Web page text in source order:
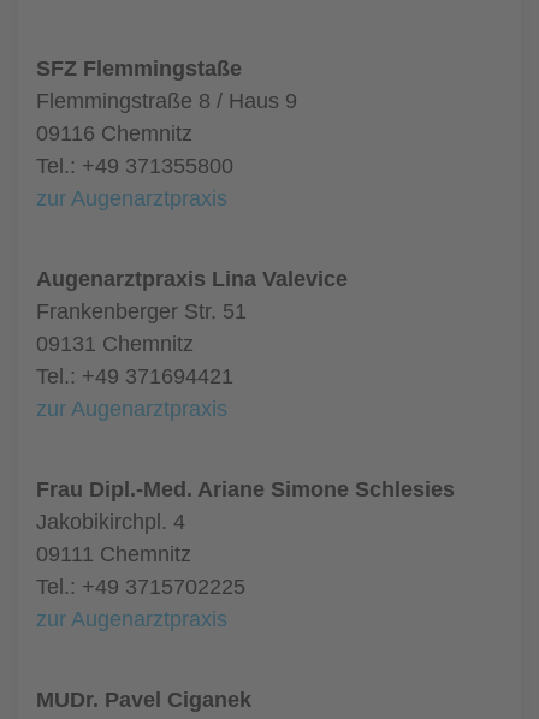
SFZ Flemmingstaße
Flemmingstraße 8 / Haus 9
09116 Chemnitz
Tel.: +49 371355800
zur Augenarztpraxis
Augenarztpraxis Lina Valevice
Frankenberger Str. 51
09131 Chemnitz
Tel.: +49 371694421
zur Augenarztpraxis
Frau Dipl.-Med. Ariane Simone Schlesies
Jakobikirchpl. 4
09111 Chemnitz
Tel.: +49 3715702225
zur Augenarztpraxis
MUDr. Pavel Ciganek